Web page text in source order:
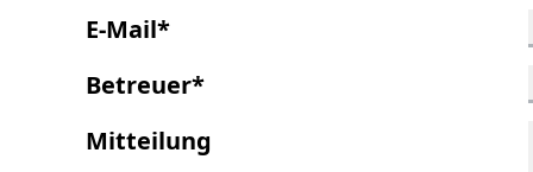
E-Mail*
Betreuer*
Mitteilung